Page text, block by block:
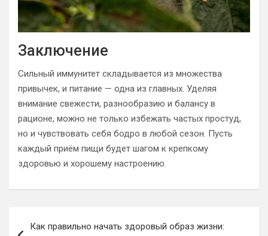
Заключение
Сильный иммунитет складывается из множества
привычек, и питание — одна из главных. Уделяя
внимание свежести, разнообразию и балансу в
рационе, можно не только избежать частых простуд,
но и чувствовать себя бодро в любой сезон. Пусть
каждый приём пищи будет шагом к крепкому
здоровью и хорошему настроению.
Как правильно начать здоровый образ жизни: